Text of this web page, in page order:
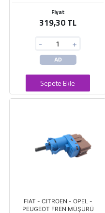
Fiyat
319,30 TL
- +
AD
Sepete Ekle
FIAT - CITROEN - OPEL -
PEUGEOT FREN MÜŞÜRÜ